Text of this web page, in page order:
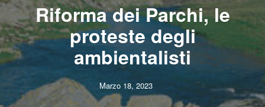
Riforma dei Parchi, le
proteste degli
ambientalisti
Marzo 18, 2023